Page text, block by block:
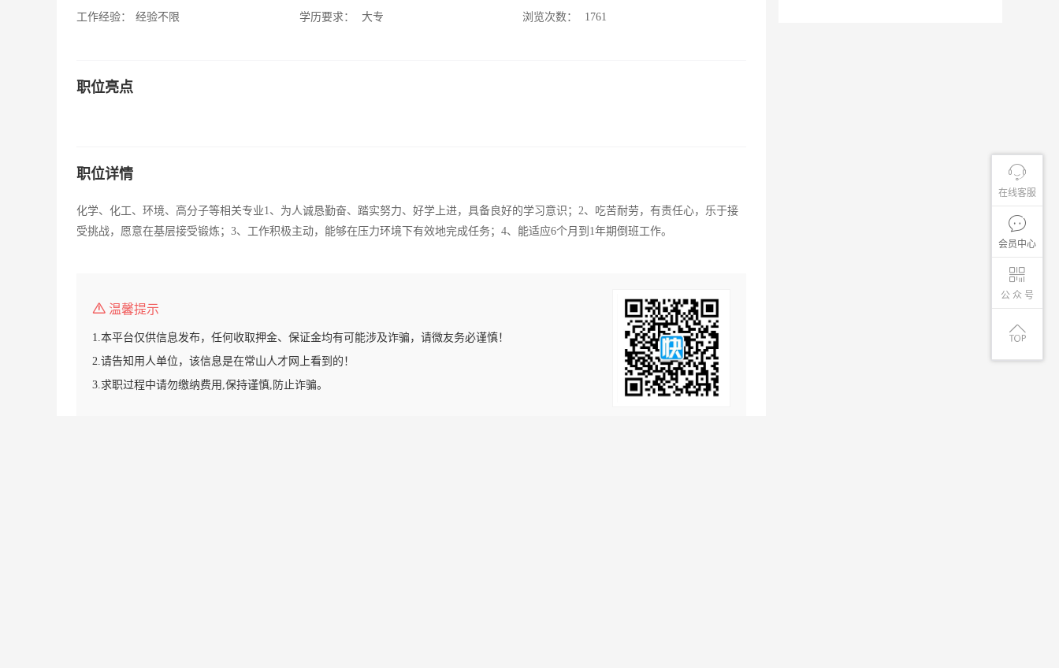
在线客服
会员中心
公 众 号
工作经验：
经验不限
学历要求：
大专
浏览次数：
1761
职位亮点
职位详情
化学、化工、环境、高分子等相关专业1、为人诚恳勤奋、踏实努力、好学上进，具备良好的学习意识；2、吃苦耐劳，有责任心，乐于接
受挑战，愿意在基层接受锻炼；3、工作积极主动，能够在压力环境下有效地完成任务；4、能适应6个月到1年期倒班工作。
温馨提示
1.本平台仅供信息发布，任何收取押金、保证金均有可能涉及诈骗，请微友务必谨慎！
2.请告知用人单位，该信息是在常山人才网上看到的！
3.求职过程中请勿缴纳费用,保持谨慎,防止诈骗。